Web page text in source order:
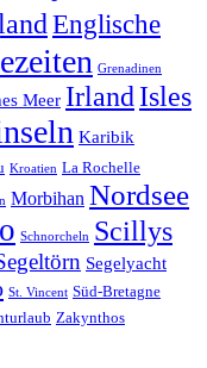
Englische
Grenadinen
Meer IrlandIsles
Karibik
Kroatien La Rochelle
Morbihan Nordsee
Schnorcheln Scillys
Segelyacht
St. Vincent Süd-Bretagne
Zakynthos